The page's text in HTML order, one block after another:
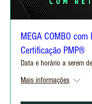
MEGA COMBO com
Certificação PMP®
Data e horário a serem
Mais informações